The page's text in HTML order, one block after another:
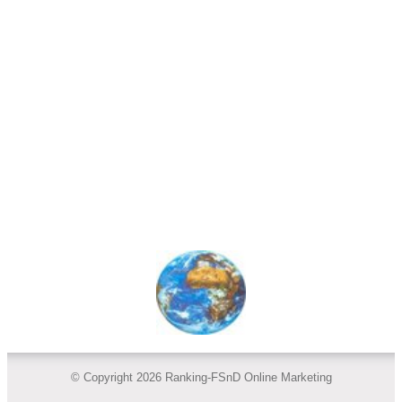
© Copyright 2026 Ranking-FSnD Online Marketing